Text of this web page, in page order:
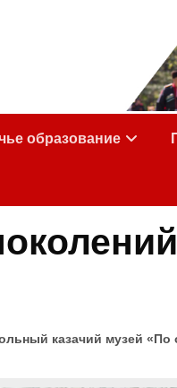
образование
казачий музей «По